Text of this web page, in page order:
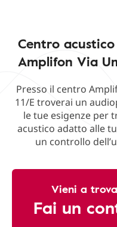
Centro
Amplifon Via
Presso il centro
11/E troverai un
le tue esigenze per
acustico adatto alle
un controllo
Vieni a
Fai un